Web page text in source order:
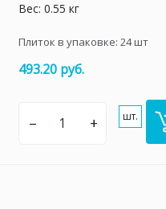
Вес: 0.55 кг
Плиток в упаковке: 24шт
493.20 руб.
– + шт.